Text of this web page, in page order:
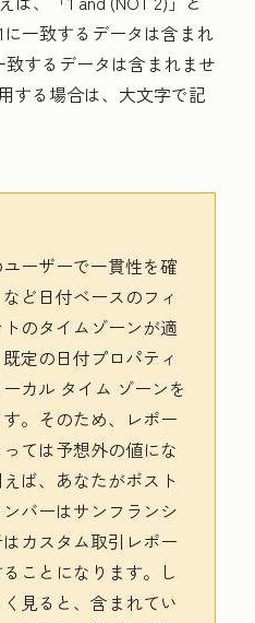
一致するデータは含まれ
するデータは含まれませ
する場合は、大文字で記
ーザーで一貫性を確
など日付ベースのフィ
のタイムゾーンが適
定の日付プロパティ
カル タイム ゾーンを
。そのため、レポー
ては予想外の値にな
ば、あなたがボスト
バーはサンフランシ
カスタム取引レポー
ことになります。し
見ると、含まれてい